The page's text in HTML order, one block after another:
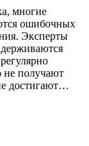
многие
ошибочных
Эксперты
не получают
достигают…